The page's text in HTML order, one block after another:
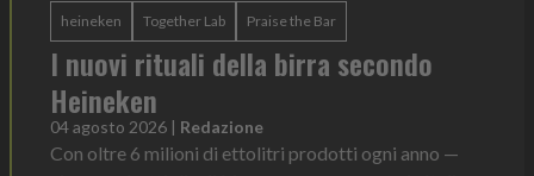
heineken Together Lab Praise the Bar
I nuovi rituali della birra secondo
Heineken
04 agosto 2026 | Redazione
Con oltre 6 milioni di ettolitri prodotti ogni anno —